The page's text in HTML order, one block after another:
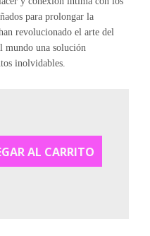
para prolongar la
revolucionado el arte del
mundo una solución
inolvidables.
AL CARRITO